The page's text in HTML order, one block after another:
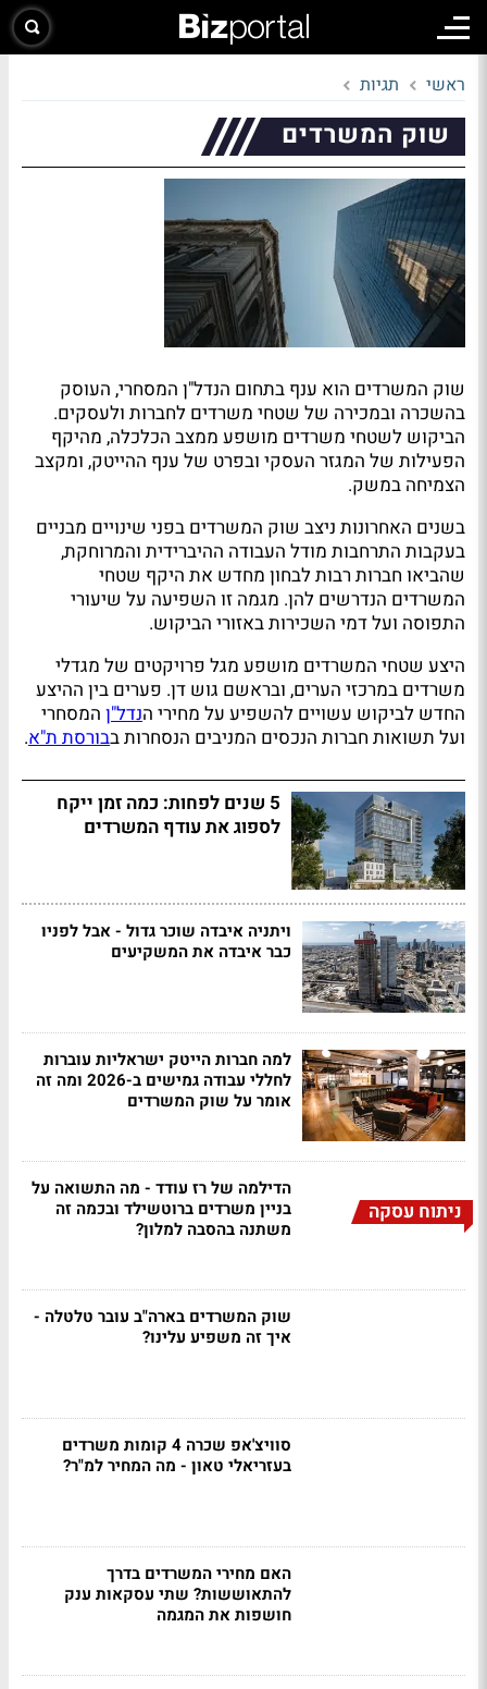
ראשי תגיות
שוק המשרדים
שוק המשרדים הוא ענף בתחום הנדל"ן המסחרי, העוסק
בהשכרה ובמכירה של שטחי משרדים לחברות ולעסקים.
הביקוש לשטחי משרדים מושפע ממצב הכלכלה, מהיקף
הפעילות של המגזר העסקי ובפרט של ענף ההייטק, ומקצב
הצמיחה במשק.
בשנים האחרונות ניצב שוק המשרדים בפני שינויים מבניים
בעקבות התרחבות מודל העבודה ההיברידית והמרוחקת,
שהביאו חברות רבות לבחון מחדש את היקף שטחי
המשרדים הנדרשים להן. מגמה זו השפיעה על שיעורי
התפוסה ועל דמי השכירות באזורי הביקוש.
היצע שטחי המשרדים מושפע מגל פרויקטים של מגדלי
משרדים במרכזי הערים, ובראשם גוש דן. פערים בין ההיצע
החדש לביקוש עשויים להשפיע על מחירי הנדל"ן המסחרי
ועל תשואות חברות הנכסים המניבים הנסחרות בבורסת ת"א.
5 שנים לפחות: כמה זמן ייקח
לספוג את עודף המשרדים
ויתניה איבדה שוכר גדול - אבל לפניו
כבר איבדה את המשקיעים
למה חברות הייטק ישראליות עוברות
לחללי עבודה גמישים ב-2026 ומה זה
אומר על שוק המשרדים
ניתוח עסקה
הדילמה של רז עודד - מה התשואה על
בניין משרדים ברוטשילד ובכמה זה
משתנה בהסבה למלון?
שוק המשרדים בארה"ב עובר טלטלה -
איך זה משפיע עלינו?
סוויצ'אפ שכרה 4 קומות משרדים
בעזריאלי טאון - מה המחיר למ"ר?
האם מחירי המשרדים בדרך
להתאוששות? שתי עסקאות ענק
חושפות את המגמה